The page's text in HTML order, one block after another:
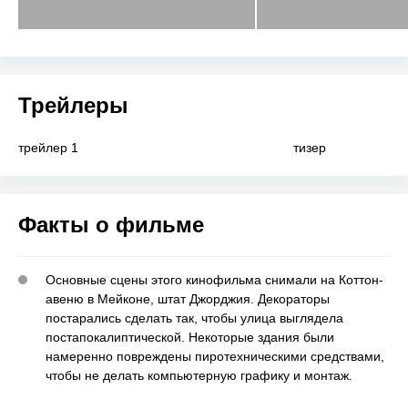
Трейлеры
трейлер 1 тизер
Факты о фильме
Основные сцены этого кинофильма снимали на Коттон-
авеню в Мейконе, штат Джорджия. Декораторы
постарались сделать так, чтобы улица выглядела
постапокалиптической. Некоторые здания были
намеренно повреждены пиротехническими средствами,
чтобы не делать компьютерную графику и монтаж.